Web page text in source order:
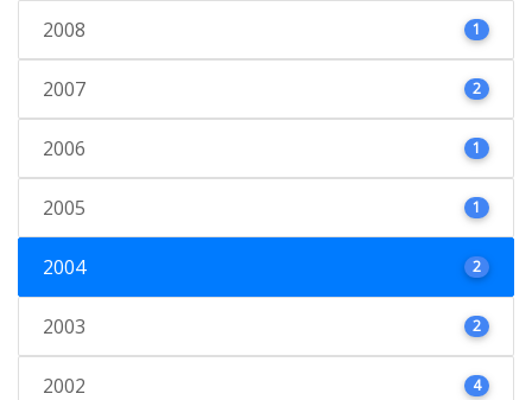
2008 1
2007 2
2006 1
2005 1
2004 2
2003 2
2002 4